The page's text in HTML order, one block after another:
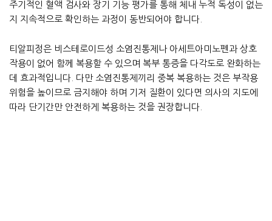
주기적인 혈액 검사와 장기 기능 평가를 통해 체내 누적 독성이 없는
지 지속적으로 확인하는 과정이 동반되어야 합니다.
티알피정은 비스테로이드성 소염진통제나 아세트아미노펜과 상호
작용이 없어 함께 복용할 수 있으며 복부 통증을 다각도로 완화하는
데 효과적입니다. 다만 소염진통제끼리 중복 복용하는 것은 부작용
위험을 높이므로 금지해야 하며 기저 질환이 있다면 의사의 지도에
따라 단기간만 안전하게 복용하는 것을 권장합니다.